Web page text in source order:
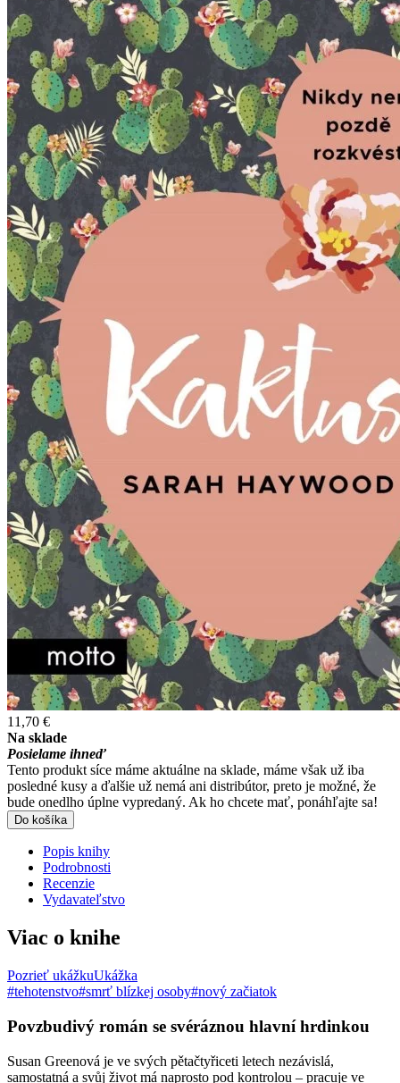
11,70 €
Na sklade
Posielame ihneď
Tento produkt síce máme aktuálne na sklade, máme však už iba
posledné kusy a ďalšie už nemá ani distribútor, preto je možné, že
bude onedlho úplne vypredaný. Ak ho chcete mať, ponáhľajte sa!
Do košíka
Popis knihy
Podrobnosti
Recenzie
Vydavateľstvo
Viac o knihe
Pozrieť ukážkuUkážka
#tehotenstvo#smrť blízkej osoby#nový začiatok
Povzbudivý román se svéráznou hlavní hrdinkou
Susan Greenová je ve svých pětačtyřiceti letech nezávislá,
samostatná a svůj život má naprosto pod kontrolou – pracuje ve